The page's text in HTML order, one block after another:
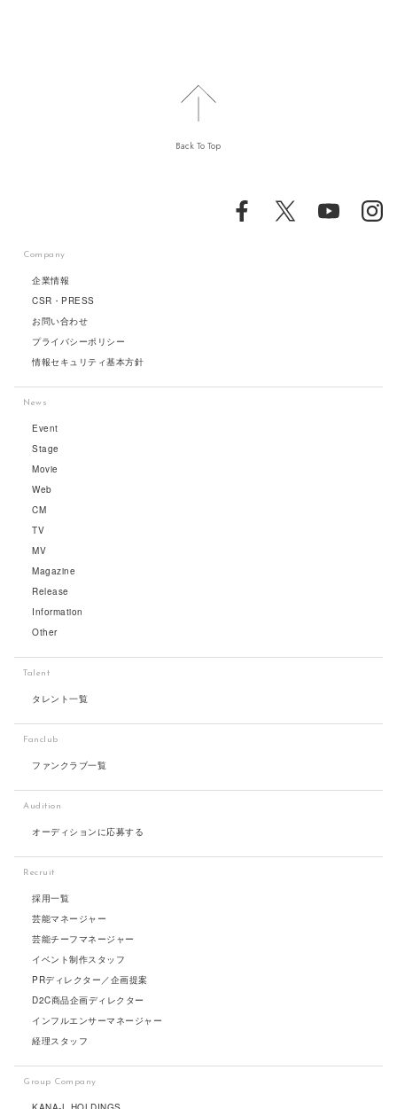
Back To Top
Company
企業情報
CSR・PRESS
お問い合わせ
プライバシーポリシー
情報セキュリティ基本方針
News
Event
Stage
Movie
Web
CM
TV
MV
Magazine
Release
Information
Other
Talent
タレント一覧
Fanclub
ファンクラブ一覧
Audition
オーディションに応募する
Recruit
採用一覧
芸能マネージャー
芸能チーフマネージャー
イベント制作スタッフ
PRディレクター／企画提案
D2C商品企画ディレクター
インフルエンサーマネージャー
経理スタッフ
Group Company